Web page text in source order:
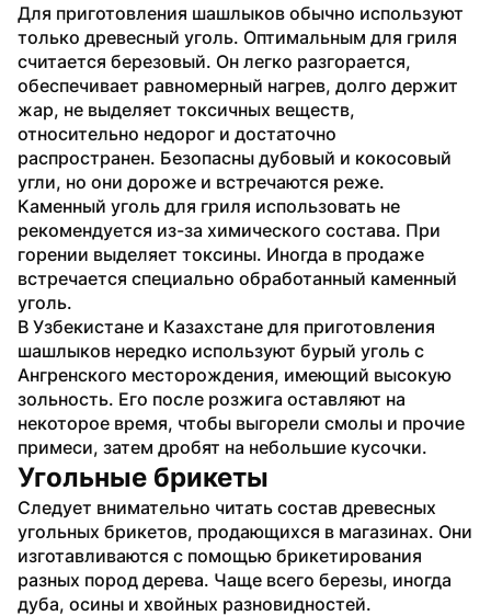
Для приготовления шашлыков обычно используют
только древесный уголь. Оптимальным для гриля
считается березовый. Он легко разгорается,
обеспечивает равномерный нагрев, долго держит
жар, не выделяет токсичных веществ,
относительно недорог и достаточно
распространен. Безопасны дубовый и кокосовый
угли, но они дороже и встречаются реже.
Каменный уголь для гриля использовать не
рекомендуется из-за химического состава. При
горении выделяет токсины. Иногда в продаже
встречается специально обработанный каменный
уголь.
В Узбекистане и Казахстане для приготовления
шашлыков нередко используют бурый уголь с
Ангренского месторождения, имеющий высокую
зольность. Его после розжига оставляют на
некоторое время, чтобы выгорели смолы и прочие
примеси, затем дробят на небольшие кусочки.
Угольные брикеты
Следует внимательно читать состав древесных
угольных брикетов, продающихся в магазинах. Они
изготавливаются с помощью брикетирования
разных пород дерева. Чаще всего березы, иногда
дуба, осины и хвойных разновидностей.